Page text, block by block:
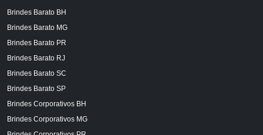
Brindes Barato BH
Brindes Barato MG
Brindes Barato PR
Brindes Barato RJ
Brindes Barato SC
Brindes Barato SP
Brindes Corporativos BH
Brindes Corporativos MG